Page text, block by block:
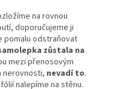
na rovnou
doporučujeme ji
pomalu odstraňovat
zůstala na
mezi přenosovým
nerovnosti, nevadí to.
nalepíme na stěnu.